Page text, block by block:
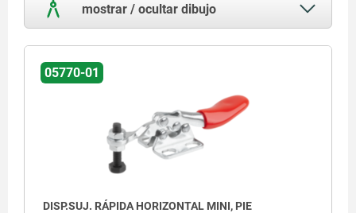
mostrar / ocultar dibujo
05770-01
DISP.SUJ. RÁPIDA HORIZONTAL MINI, PIE